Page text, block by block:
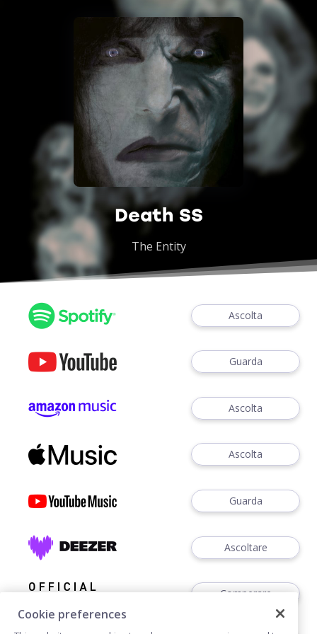
Death SS
The Entity
Ascolta
Guarda
Ascolta
Ascolta
Guarda
Ascoltare
Comperare
Cookie preferences